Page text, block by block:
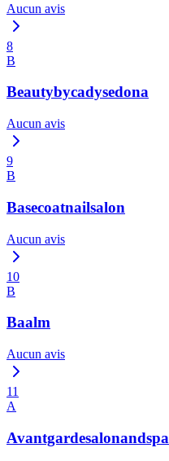
Aucun avis
8
B
Beautybycadysedona
Aucun avis
9
B
Basecoatnailsalon
Aucun avis
10
B
Baalm
Aucun avis
11
A
Avantgardesalonandspa